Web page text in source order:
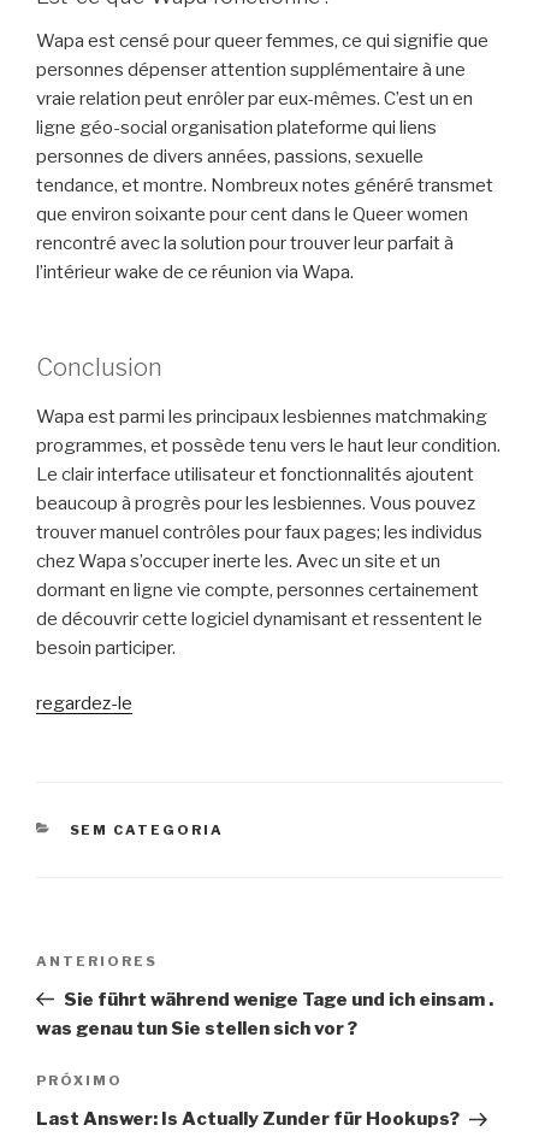
Wapa est censé pour queer femmes, ce qui signifie que
personnes dépenser attention supplémentaire à une
vraie relation peut enrôler par eux-mêmes. C’est un en
ligne géo-social organisation plateforme qui liens
personnes de divers années, passions, sexuelle
tendance, et montre. Nombreux notes généré transmet
que environ soixante pour cent dans le Queer women
rencontré avec la solution pour trouver leur parfait à
l’intérieur wake de ce réunion via Wapa.
Conclusion
Wapa est parmi les principaux lesbiennes matchmaking
programmes, et possède tenu vers le haut leur condition.
Le clair interface utilisateur et fonctionnalités ajoutent
beaucoup à progrès pour les lesbiennes. Vous pouvez
trouver manuel contrôles pour faux pages; les individus
chez Wapa s’occuper inerte les. Avec un site et un
dormant en ligne vie compte, personnes certainement
de découvrir cette logiciel dynamisant et ressentent le
besoin participer.
regardez-le
CATEGORIAS
SEM CATEGORIA
Post
Post
anterior
ANTERIORES
Sie führt während wenige Tage und ich einsam .
was genau tun Sie stellen sich vor ?
Próximo
post
PRÓXIMO
Last Answer: Is Actually Zunder für Hookups?